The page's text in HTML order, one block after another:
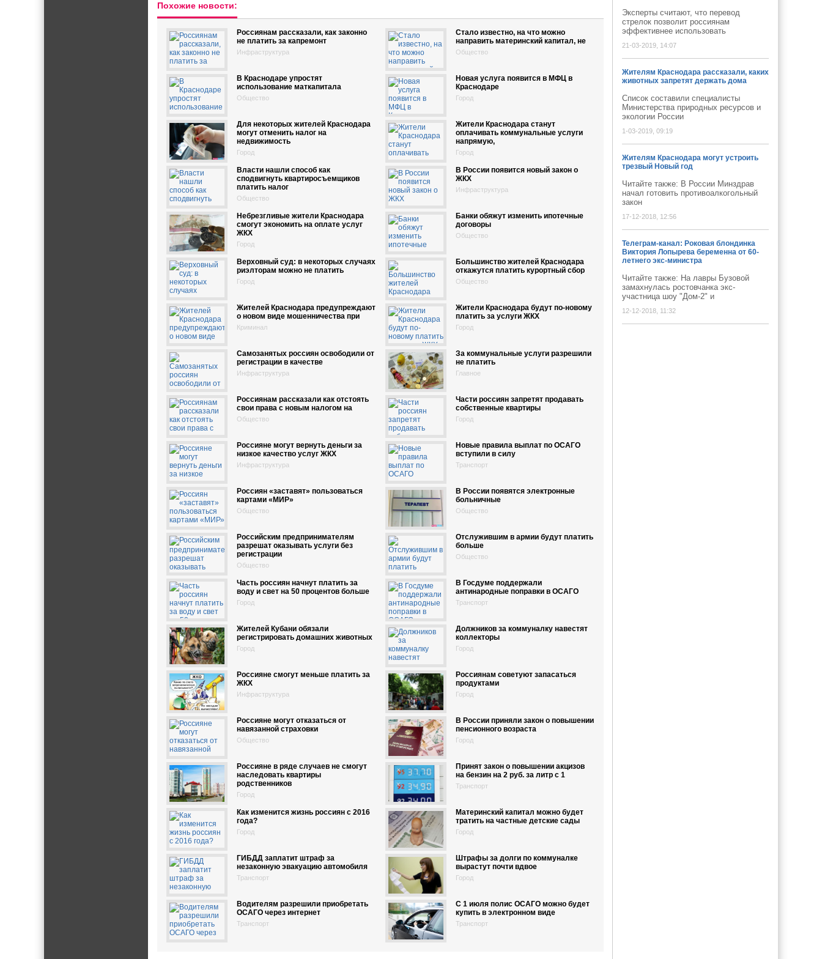
Похожие новости:
Россиянам рассказали, как законно
не платить за капремонт
Инфраструктура
Стало известно, на что можно
направить материнский капитал, не
Общество
В Краснодаре упростят
использование маткапитала
Общество
Новая услуга появится в МФЦ в
Краснодаре
Город
Для некоторых жителей Краснодара
могут отменить налог на
недвижимость
Город
Жители Краснодара станут
оплачивать коммунальные услуги
напрямую,
Город
Власти нашли способ как
сподвигнуть квартиросъемщиков
платить налог
Общество
В России появится новый закон о
ЖКХ
Инфраструктура
Небрезгливые жители Краснодара
смогут экономить на оплате услуг
ЖКХ
Город
Банки обяжут изменить ипотечные
договоры
Общество
Верховный суд: в некоторых случаях
риэлторам можно не платить
Город
Большинство жителей Краснодара
откажутся платить курортный сбор
Общество
Жителей Краснодара предупреждают
о новом виде мошенничества при
Криминал
Жители Краснодара будут по-новому
платить за услуги ЖКХ
Город
Самозанятых россиян освободили от
регистрации в качестве
Инфраструктура
За коммунальные услуги разрешили
не платить
Главное
Россиянам рассказали как отстоять
свои права с новым налогом на
Общество
Части россиян запретят продавать
собственные квартиры
Город
Россияне могут вернуть деньги за
низкое качество услуг ЖКХ
Инфраструктура
Новые правила выплат по ОСАГО
вступили в силу
Транспорт
Россиян «заставят» пользоваться
картами «МИР»
Общество
В России появятся электронные
больничные
Общество
Российским предпринимателям
разрешат оказывать услуги без
регистрации
Общество
Отслужившим в армии будут платить
больше
Общество
Часть россиян начнут платить за
воду и свет на 50 процентов больше
Город
В Госдуме поддержали
антинародные поправки в ОСАГО
Транспорт
Жителей Кубани обязали
регистрировать домашних животных
Город
Должников за коммуналку навестят
коллекторы
Город
Россияне смогут меньше платить за
ЖКХ
Инфраструктура
Россиянам советуют запасаться
продуктами
Город
Россияне могут отказаться от
навязанной страховки
Общество
В России приняли закон о повышении
пенсионного возраста
Город
Россияне в ряде случаев не смогут
наследовать квартиры
родственников
Город
Принят закон о повышении акцизов
на бензин на 2 руб. за литр с 1
Транспорт
Как изменится жизнь россиян с 2016
года?
Город
Материнский капитал можно будет
тратить на частные детские сады
Город
ГИБДД заплатит штраф за
незаконную эвакуацию автомобиля
Транспорт
Штрафы за долги по коммуналке
вырастут почти вдвое
Город
Водителям разрешили приобретать
ОСАГО через интернет
Транспорт
С 1 июля полис ОСАГО можно будет
купить в электронном виде
Транспорт
Эксперты считают, что перевод
стрелок позволит россиянам
эффективнее использовать
21-03-2019, 14:07
Жителям Краснодара рассказали, каких
животных запретят держать дома
Список составили специалисты
Министерства природных ресурсов и
экологии России
1-03-2019, 09:19
Жителям Краснодара могут устроить
трезвый Новый год
Читайте также: В России Минздрав
начал готовить противоалкогольный
закон
17-12-2018, 12:56
Телеграм-канал: Роковая блондинка
Виктория Лопырева беременна от 60-
летнего экс-министра
Читайте также: На лавры Бузовой
замахнулась ростовчанка экс-
участница шоу "Дом-2" и
12-12-2018, 11:32